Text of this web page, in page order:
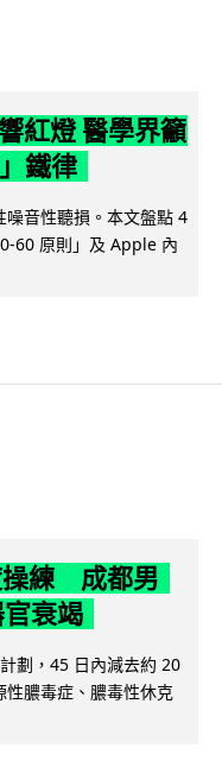
紅燈 醫學界籲
鐵律
音性聽損。本文盤點 4
60 原則」及 Apple 內
操練 成都男
衰竭
劃，45 日內減去約 20
性膿毒症、膿毒性休克